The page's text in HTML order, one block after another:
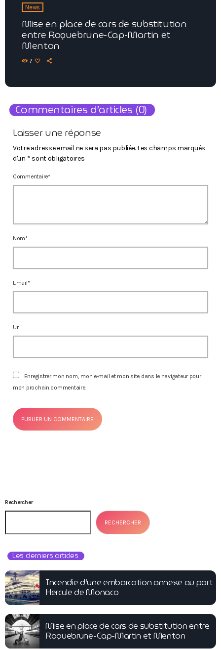
News
Mise en place de cars de substitution
entre Roquebrune-Cap-Martin et
Menton
7
Commentaires d’articles (0)
Laisser une réponse
Votre adresse email ne sera pas publiée. Les champs marqués
d'un * sont obligatoires
Commentaire*
Nom*
Email*
Url
Enregistrer mon nom, mon e-mail et mon site dans le navigateur pour
mon prochain commentaire.
Rechercher
RECHERCHER
Les derniers articles
Incendie d’une embarcation annexe au port
Hercule de Monaco
Mise en place de cars de substitution entre
Roquebrune-Cap-Martin et Menton